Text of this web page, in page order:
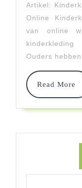
Van
Sites
Artikel:
Online
van online
Ouders
Read More